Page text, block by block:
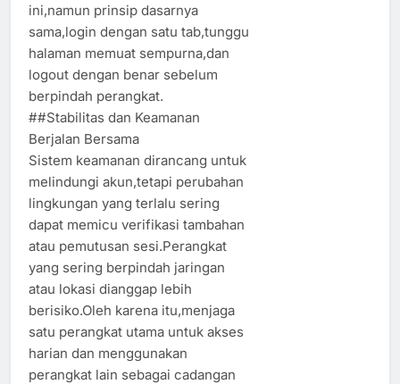
ini,namun prinsip dasarnya
sama,login dengan satu tab,tunggu
halaman memuat sempurna,dan
logout dengan benar sebelum
berpindah perangkat.
##Stabilitas dan Keamanan
Berjalan Bersama
Sistem keamanan dirancang untuk
melindungi akun,tetapi perubahan
lingkungan yang terlalu sering
dapat memicu verifikasi tambahan
atau pemutusan sesi.Perangkat
yang sering berpindah jaringan
atau lokasi dianggap lebih
berisiko.Oleh karena itu,menjaga
satu perangkat utama untuk akses
harian dan menggunakan
perangkat lain sebagai cadangan